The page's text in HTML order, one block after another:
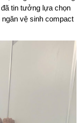
đã tin tưởng lựa chọn
vệ sinh compact